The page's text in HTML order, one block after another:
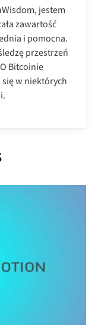
jestem
zawartość
i pomocna.
przestrzeń
Bitcoinie
się w niektórych